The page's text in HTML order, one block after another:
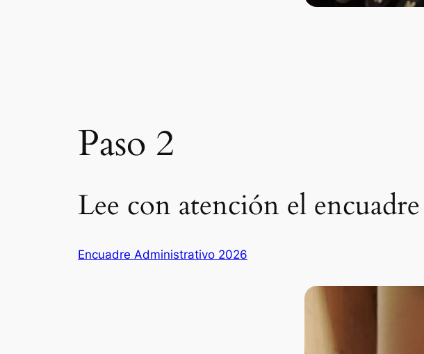
Paso 2
Lee con atención el
Encuadre Administrativo 2026